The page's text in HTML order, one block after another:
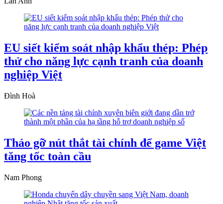
EU siết kiểm soát nhập khẩu thép: Phép
thử cho năng lực cạnh tranh của doanh
nghiệp Việt
Đình Hoà
Tháo gỡ nút thắt tài chính để game Việt
tăng tốc toàn cầu
Nam Phong